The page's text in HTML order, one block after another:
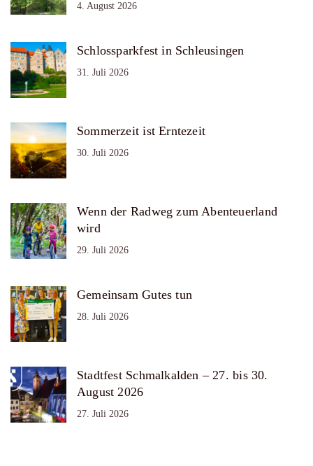
4. August 2026
Schlossparkfest in Schleusingen
31. Juli 2026
Sommerzeit ist Erntezeit
30. Juli 2026
Wenn der Radweg zum Abenteuerland
wird
29. Juli 2026
Gemeinsam Gutes tun
28. Juli 2026
Stadtfest Schmalkalden – 27. bis 30.
August 2026
27. Juli 2026